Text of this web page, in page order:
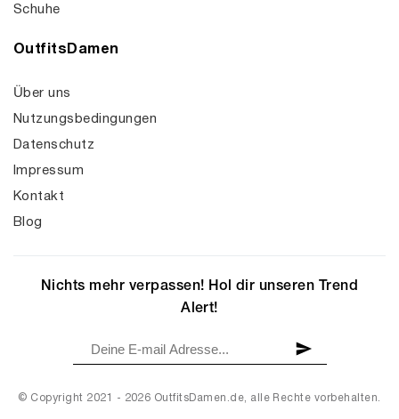
Schuhe
OutfitsDamen
Über uns
Nutzungsbedingungen
Datenschutz
Impressum
Kontakt
Blog
© Copyright 2021 - 2026 OutfitsDamen.de, alle Rechte vorbehalten.
Nichts mehr verpassen! Hol dir unseren Trend
Alert!